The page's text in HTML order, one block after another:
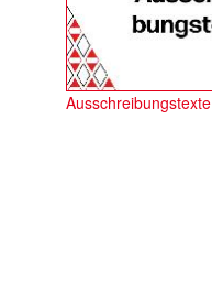
Ausschreibungstexte